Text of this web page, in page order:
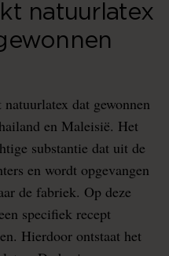
natuurlatex
dat gewonnen
en Maleisië. Het
substantie dat uit de
en wordt opgevangen
de fabriek. Op deze
specifiek recept
Hierdoor ontstaat het